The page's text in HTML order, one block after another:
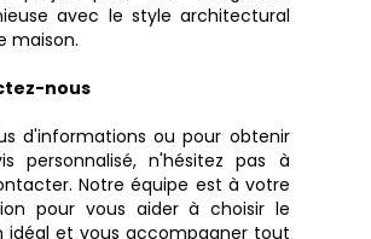
avec le style architectural
maison.
nous
d'informations ou pour obtenir
personnalisé, n'hésitez pas à
Notre équipe est à votre
pour vous aider à choisir le
idéal et vous accompagner tout